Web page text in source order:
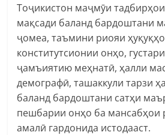
Тоҷикистон маҷмӯи
мақсади баланд бардоштани
ҷомеа, таъмини риояи
конститутсионии онҳо,
ҷамъиятию меҳнатӣ, ҳалли
демографӣ, ташаккули тарзи
баланд бардоштани сатҳи
пешбарии онҳо ба мансабҳои
амалӣ гардонида истодааст.